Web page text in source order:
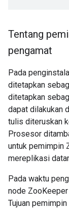
Tentang
pengamat
Pada
ditetapkan
ditetapkan
dapat dilakukan
tulis diteruskan
Prosesor
untuk pemimpin
mereplikasi
Pada waktu
node
Tujuan